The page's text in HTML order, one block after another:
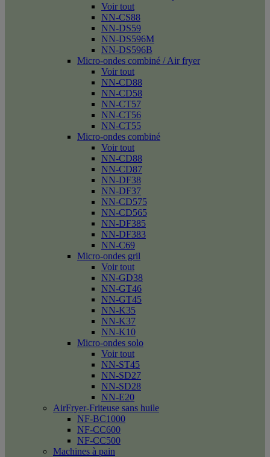
Voir tout
NN-CS88
NN-DS59
NN-DS596M
NN-DS596B
Micro-ondes combiné / Air fryer
Voir tout
NN-CD88
NN-CD58
NN-CT57
NN-CT56
NN-CT55
Micro-ondes combiné
Voir tout
NN-CD88
NN-CD87
NN-DF38
NN-DF37
NN-CD575
NN-CD565
NN-DF385
NN-DF383
NN-C69
Micro-ondes gril
Voir tout
NN-GD38
NN-GT46
NN-GT45
NN-K35
NN-K37
NN-K10
Micro-ondes solo
Voir tout
NN-ST45
NN-SD27
NN-SD28
NN-E20
AirFryer-Friteuse sans huile
NF-BC1000
NF-CC600
NF-CC500
Machines à pain